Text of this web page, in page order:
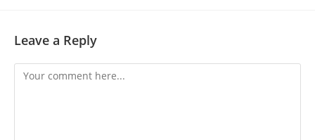
Leave a Reply